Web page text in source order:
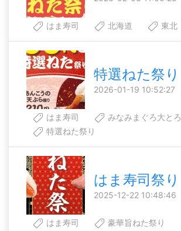
はま寿司 北海道 東北
特選ねた祭り
2026-01-19 10:52:27
はま寿司
みなみまぐろ大とろ
特選ねた祭り
はま寿司祭り
2025-12-22 10:48:46
はま寿司
豪華旨ねた祭り